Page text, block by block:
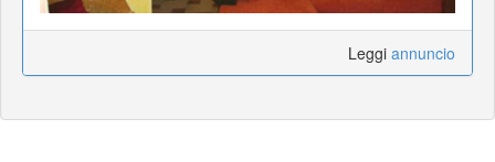
Leggi annuncio